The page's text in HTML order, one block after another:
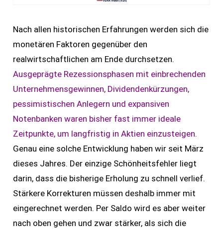
Nach allen historischen Erfahrungen werden sich die
monetären Faktoren gegenüber den
realwirtschaftlichen am Ende durchsetzen.
Ausgeprägte Rezessionsphasen mit einbrechenden
Unternehmensgewinnen, Dividendenkürzungen,
pessimistischen Anlegern und expansiven
Notenbanken waren bisher fast immer ideale
Zeitpunkte, um langfristig in Aktien einzusteigen.
Genau eine solche Entwicklung haben wir seit März
dieses Jahres. Der einzige Schönheitsfehler liegt
darin, dass die bisherige Erholung zu schnell verlief.
Stärkere Korrekturen müssen deshalb immer mit
eingerechnet werden. Per Saldo wird es aber weiter
nach oben gehen und zwar stärker, als sich die